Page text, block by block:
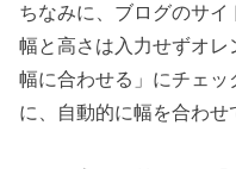
ちなみに、ブログのサイ
幅と高さは入力せずオ
幅に合わせる」にチェ
に、自動的に幅を合わせ